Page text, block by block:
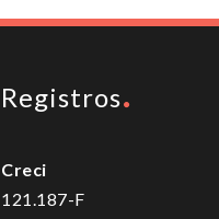
Registros
Creci
121.187-F